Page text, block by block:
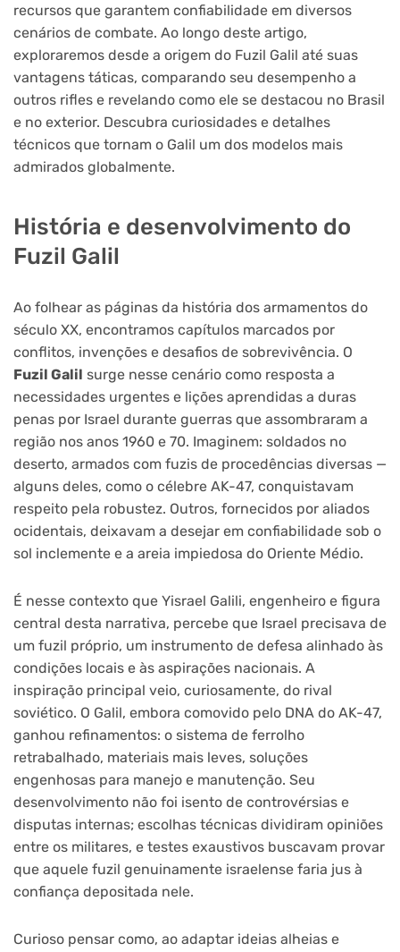
recursos que garantem confiabilidade em diversos
cenários de combate. Ao longo deste artigo,
exploraremos desde a origem do Fuzil Galil até suas
vantagens táticas, comparando seu desempenho a
outros rifles e revelando como ele se destacou no Brasil
e no exterior. Descubra curiosidades e detalhes
técnicos que tornam o Galil um dos modelos mais
admirados globalmente.
História e desenvolvimento do
Fuzil Galil
Ao folhear as páginas da história dos armamentos do
século XX, encontramos capítulos marcados por
conflitos, invenções e desafios de sobrevivência. O
Fuzil Galil surge nesse cenário como resposta a
necessidades urgentes e lições aprendidas a duras
penas por Israel durante guerras que assombraram a
região nos anos 1960 e 70. Imaginem: soldados no
deserto, armados com fuzis de procedências diversas —
alguns deles, como o célebre AK-47, conquistavam
respeito pela robustez. Outros, fornecidos por aliados
ocidentais, deixavam a desejar em confiabilidade sob o
sol inclemente e a areia impiedosa do Oriente Médio.
É nesse contexto que Yisrael Galili, engenheiro e figura
central desta narrativa, percebe que Israel precisava de
um fuzil próprio, um instrumento de defesa alinhado às
condições locais e às aspirações nacionais. A
inspiração principal veio, curiosamente, do rival
soviético. O Galil, embora comovido pelo DNA do AK-47,
ganhou refinamentos: o sistema de ferrolho
retrabalhado, materiais mais leves, soluções
engenhosas para manejo e manutenção. Seu
desenvolvimento não foi isento de controvérsias e
disputas internas; escolhas técnicas dividiram opiniões
entre os militares, e testes exaustivos buscavam provar
que aquele fuzil genuinamente israelense faria jus à
confiança depositada nele.
Curioso pensar como, ao adaptar ideias alheias e